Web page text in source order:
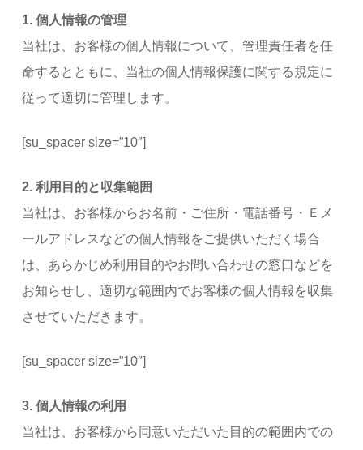
1. 個人情報の管理
当社は、お客様の個人情報について、管理責任者を任
命するとともに、当社の個人情報保護に関する規定に
従って適切に管理します。
[su_spacer size=”10″]
2. 利用目的と収集範囲
当社は、お客様からお名前・ご住所・電話番号・Ｅメ
ールアドレスなどの個人情報をご提供いただく場合
は、あらかじめ利用目的やお問い合わせの窓口などを
お知らせし、適切な範囲内でお客様の個人情報を収集
させていただきます。
[su_spacer size=”10″]
3. 個人情報の利用
当社は、お客様から同意いただいた目的の範囲内での